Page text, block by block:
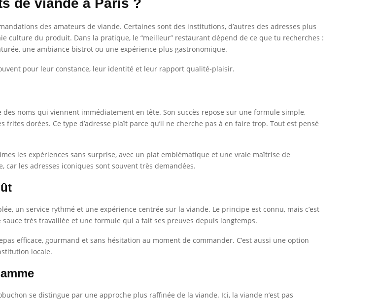
de viande à Paris ?
des amateurs de viande. Certaines sont des institutions, d’autres des adresses plus
culture du produit. Dans la pratique, le “meilleur” restaurant dépend de ce que tu recherches :
une ambiance bistrot ou une expérience plus gastronomique.
pour leur constance, leur identité et leur rapport qualité-plaisir.
noms qui viennent immédiatement en tête. Son succès repose sur une formule simple,
dorées. Ce type d’adresse plaît parce qu’il ne cherche pas à en faire trop. Tout est pensé
les expériences sans surprise, avec un plat emblématique et une vraie maîtrise de
car les adresses iconiques sont souvent très demandées.
un service rythmé et une expérience centrée sur la viande. Le principe est connu, mais c’est
très travaillée et une formule qui a fait ses preuves depuis longtemps.
efficace, gourmand et sans hésitation au moment de commander. C’est aussi une option
locale.
se distingue par une approche plus raffinée de la viande. Ici, la viande n’est pas